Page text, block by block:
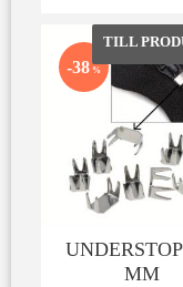
MM
38 %